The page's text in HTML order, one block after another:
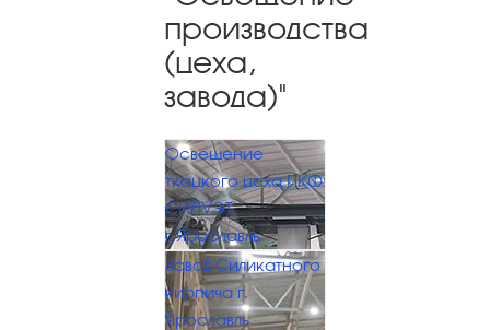
производства
(цеха,
завода)"
Освещение
ткацкого цеха ПКФ
СИЛУЭТ
г.Ярославль
Завод Силикатного
кирпича г.
Ярославль